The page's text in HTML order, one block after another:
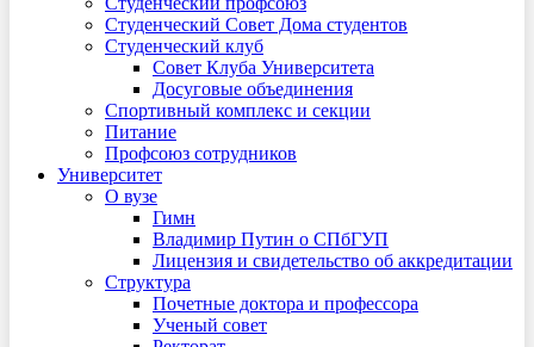
Студенческий Совет Дома студентов
Студенческий клуб
Совет Клуба Университета
Досуговые объединения
Спортивный комплекс и секции
Питание
Профсоюз сотрудников
Университет
О вузе
Гимн
Владимир Путин о СПбГУП
Лицензия и свидетельство об аккредитации
Структура
Почетные доктора и профессора
Ученый совет